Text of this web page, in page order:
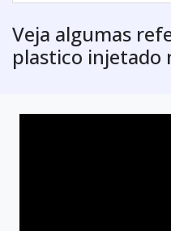
Veja algumas
plastico injetado